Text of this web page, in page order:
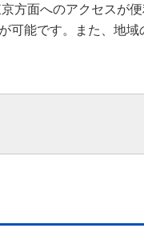
方面へのアクセスが
可能です。また、地